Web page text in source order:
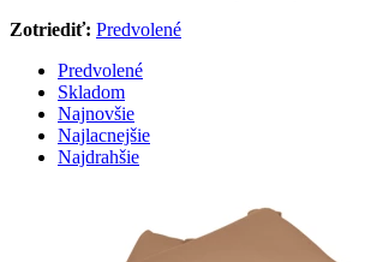
Zotriediť: Predvolené
Predvolené
Skladom
Najnovšie
Najlacnejšie
Najdrahšie